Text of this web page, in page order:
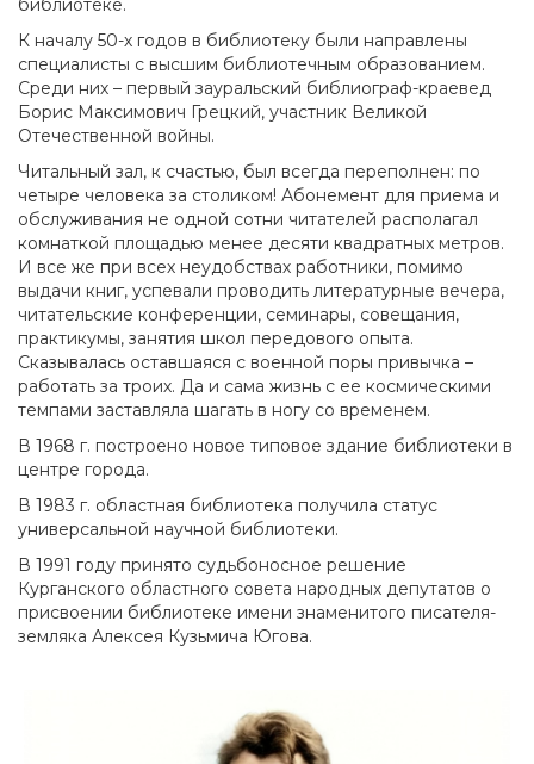
библиотеке.
К началу 50-х годов в библиотеку были направлены
специалисты с высшим библиотечным образованием.
Среди них – первый зауральский библиограф-краевед
Борис Максимович Грецкий, участник Великой
Отечественной войны.
Читальный зал, к счастью, был всегда переполнен: по
четыре человека за столиком! Абонемент для приема и
обслуживания не одной сотни читателей располагал
комнаткой площадью менее десяти квадратных метров.
И все же при всех неудобствах работники, помимо
выдачи книг, успевали проводить литературные вечера,
читательские конференции, семинары, совещания,
практикумы, занятия школ передового опыта.
Сказывалась оставшаяся с военной поры привычка –
работать за троих. Да и сама жизнь с ее космическими
темпами заставляла шагать в ногу со временем.
В 1968 г. построено новое типовое здание библиотеки в
центре города.
В 1983 г. областная библиотека получила статус
универсальной научной библиотеки.
В 1991 году принято судьбоносное решение
Курганского областного совета народных депутатов о
присвоении библиотеке имени знаменитого писателя-
земляка Алексея Кузьмича Югова.